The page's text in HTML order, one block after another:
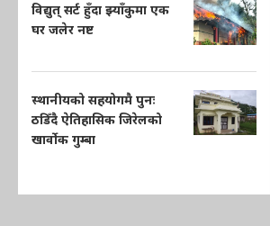
विद्युत् सर्ट हुँदा झ्याँकुमा एक
घर जलेर नष्ट
स्थानीयको सहयोगमै पुनः
ठडिँदै ऐतिहासिक जिरेलको
खार्वोक गुम्बा